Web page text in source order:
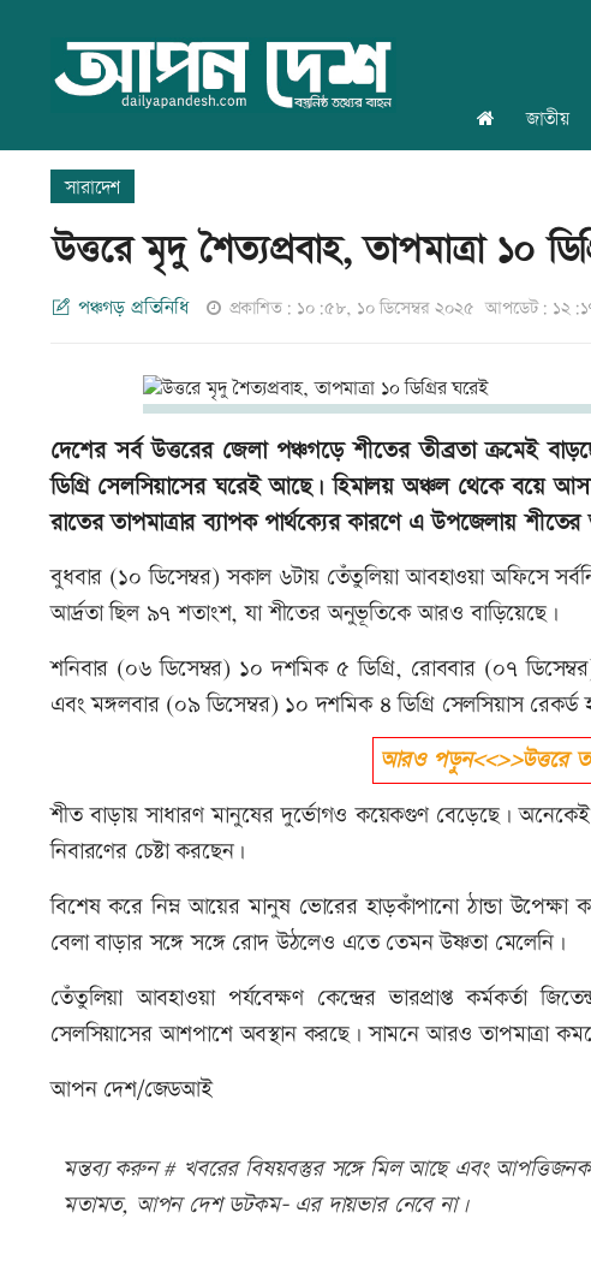
জাতীয়
সারাদেশ
উত্তরে মৃদু শৈত্যপ্রবাহ, তাপমাত্রা ১০
পঞ্চগড় প্রতিনিধি প্রকাশিত: ১০:৫৮, ১০ ডিসেম্বর ২০২৫ আপডেট:
দেশের সর্ব উত্তরের জেলা পঞ্চগড়ে শীতের তীব্রতা ক্রমেই
ডিগ্রি সেলসিয়াসের ঘরেই আছে। হিমালয় অঞ্চল থেকে বয়ে আসা
রাতের তাপমাত্রার ব্যাপক পার্থক্যের কারণে এ উপজেলায়
বুধবার (১০ ডিসেম্বর) সকাল ৬টায় তেঁতুলিয়া আবহাওয়া অফিসে
আর্দ্রতা ছিল ৯৭ শতাংশ, যা শীতের অনুভূতিকে আরও বাড়িয়েছে।
শনিবার (০৬ ডিসেম্বর) ১০ দশমিক ৫ ডিগ্রি, রোববার (০৭
এবং মঙ্গলবার (০৯ ডিসেম্বর) ১০ দশমিক ৪ ডিগ্রি সেলসিয়াস রেকর্ড
আরও পড়ুন<<>>উত্তরে
শীত বাড়ায় সাধারণ মানুষের দুর্ভোগও কয়েকগুণ বেড়েছে।
নিবারণের চেষ্টা করছেন।
বিশেষ করে নিম্ন আয়ের মানুষ ভোরের হাড়কাঁপানো ঠান্ডা উপেক্ষা
বেলা বাড়ার সঙ্গে সঙ্গে রোদ উঠলেও এতে তেমন উষ্ণতা মেলেনি।
তেঁতুলিয়া আবহাওয়া পর্যবেক্ষণ কেন্দ্রের ভারপ্রাপ্ত কর্মকর্তা
সেলসিয়াসের আশপাশে অবস্থান করছে। সামনে আরও তাপমাত্রা
আপন দেশ/জেডআই
মন্তব্য করুন # খবরের বিষয়বস্তুর সঙ্গে মিল আছে এবং
মতামত, আপন দেশ ডটকম- এর দায়ভার নেবে না।